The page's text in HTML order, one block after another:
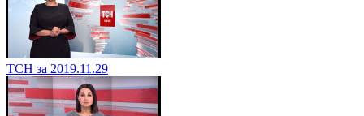
ТСН за 2019.11.29